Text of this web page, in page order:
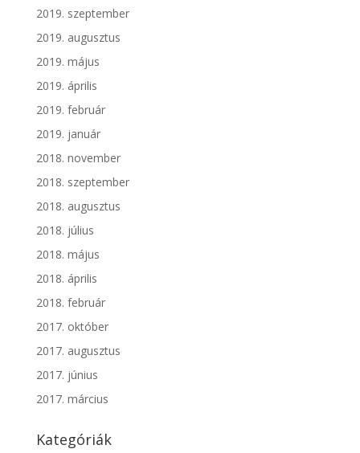
2019. szeptember
2019. augusztus
2019. május
2019. április
2019. február
2019. január
2018. november
2018. szeptember
2018. augusztus
2018. július
2018. május
2018. április
2018. február
2017. október
2017. augusztus
2017. június
2017. március
Kategóriák